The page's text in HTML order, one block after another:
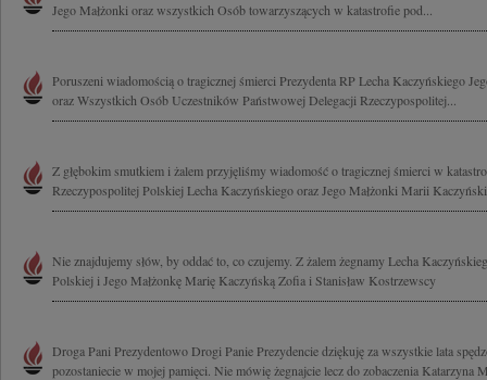
Jego Małżonki oraz wszystkich Osób towarzyszących w katastrofie pod...
Poruszeni wiadomością o tragicznej śmierci Prezydenta RP Lecha Kaczyńskiego
oraz Wszystkich Osób Uczestników Państwowej Delegacji Rzeczypospolitej...
Z głębokim smutkiem i żalem przyjęliśmy wiadomość o tragicznej śmierci w
Rzeczypospolitej Polskiej Lecha Kaczyńskiego oraz Jego Małżonki Marii
Nie znajdujemy słów, by oddać to, co czujemy. Z żalem żegnamy Lecha
Polskiej i Jego Małżonkę Marię Kaczyńską Zofia i Stanisław Kostrzewscy
Droga Pani Prezydentowo Drogi Panie Prezydencie dziękuję za wszystkie lata
pozostaniecie w mojej pamięci. Nie mówię żegnajcie lecz do zobaczenia Katarzyna